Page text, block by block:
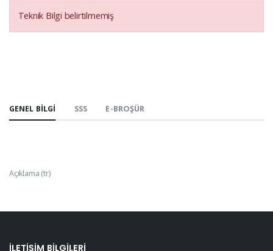
Teknik Bilgi belirtilmemiş
GENEL BILGI SSS E-BROŞÜR
Açıklama (tr)
İLETIŞIM BILGILERI